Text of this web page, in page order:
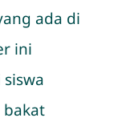
ada di
ini